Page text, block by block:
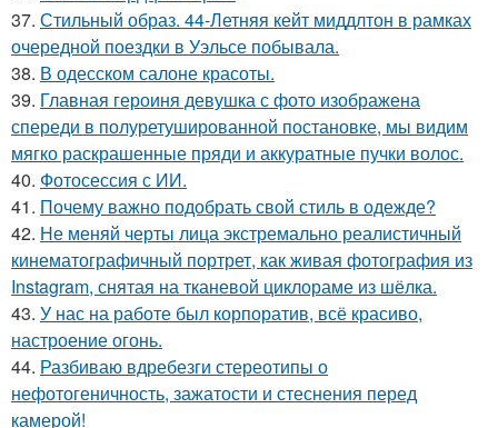
37. Стильный образ. 44-Летняя кейт миддлтон в рамках
очередной поездки в Уэльсе побывала.
38. В одесском салоне красоты.
39. Главная героиня девушка с фото изображена
спереди в полуретушированной постановке, мы видим
мягко раскрашенные пряди и аккуратные пучки волос.
40. Фотосессия с ИИ.
41. Почему важно подобрать свой стиль в одежде?
42. Не меняй черты лица экстремально реалистичный
кинематографичный портрет, как живая фотография из
Instagram, снятая на тканевой циклораме из шёлка.
43. У нас на работе был корпоратив, всё красиво,
настроение огонь.
44. Разбиваю вдребезги стереотипы о
нефотогеничность, зажатости и стеснения перед
камерой!